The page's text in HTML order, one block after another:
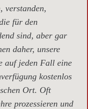
verstanden,
für den
sind, aber gar
daher, unsere
auf jeden Fall eine
kostenlos
Ort. Oft
prozessieren und